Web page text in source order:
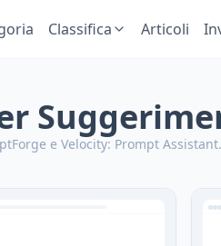
Classifica Articoli
e Velocity: Prompt Assistant.